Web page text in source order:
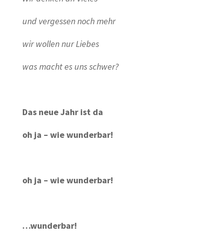
und vergessen noch mehr
wir wollen nur Liebes
was macht es uns schwer?
Das neue Jahr ist da
oh ja – wie wunderbar!
oh ja – wie wunderbar!
…wunderbar!